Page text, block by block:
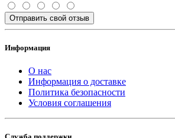
Отправить свой отзыв
Информация
О нас
Информация о доставке
Политика безопасности
Условия соглашения